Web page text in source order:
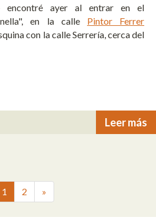
encontré ayer al entrar en el
en la calle Pintor Ferrer
con la calle Serrería, cerca del
Leer más
1 2 »